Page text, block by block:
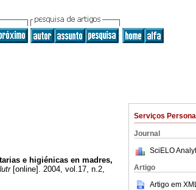
Serviços
Journal
SciELO
Artigo
Artigo em XML
e higiénicas en madres,
[online]. 2004, vol.17, n.2,